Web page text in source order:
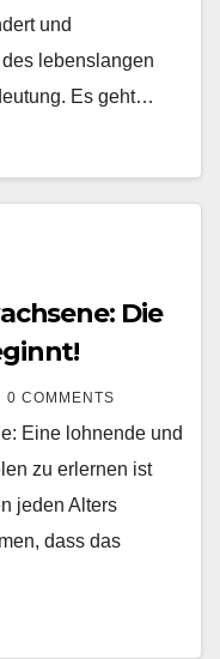
und
lebenslangen
Es geht…
Die
0 COMMENTS
Eine lohnende und
zu erlernen ist
jeden Alters
dass das